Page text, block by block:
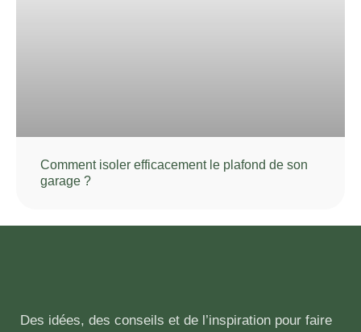
Comment isoler efficacement le plafond de son
garage ?
Des idées, des conseils et de l’inspiration pour faire